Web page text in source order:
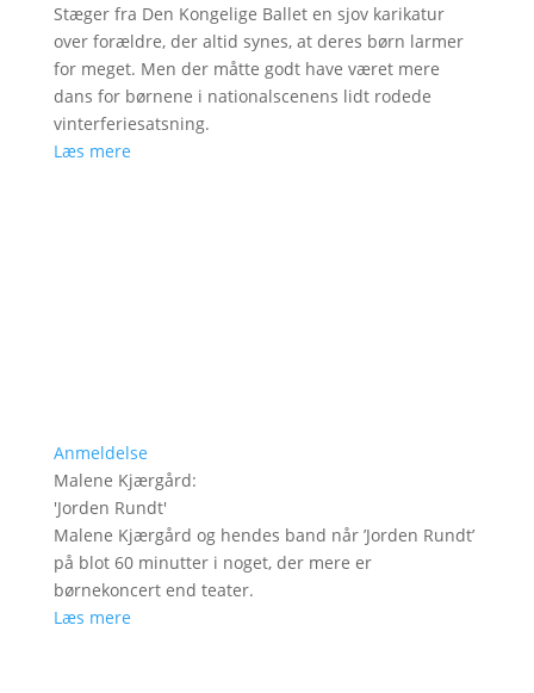
Stæger fra Den Kongelige Ballet en sjov karikatur
over forældre, der altid synes, at deres børn larmer
for meget. Men der måtte godt have været mere
dans for børnene i nationalscenens lidt rodede
vinterferiesatsning.
Læs mere
Anmeldelse
Malene Kjærgård:
'Jorden Rundt'
Malene Kjærgård og hendes band når ’Jorden Rundt’
på blot 60 minutter i noget, der mere er
børnekoncert end teater.
Læs mere